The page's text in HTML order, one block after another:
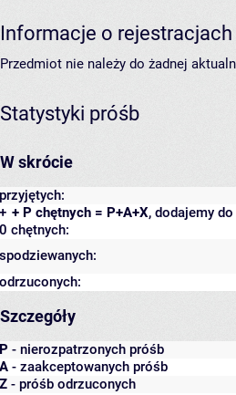
Informacje o
Przedmiot nie należy do żadnej
Statystyki próśb
W skrócie
przyjętych:
+ P chętnych = P+A+X, dodajemy
+
0 chętnych:
spodziewanych:
odrzuconych:
Szczegóły
P - nierozpatrzonych próśb
A - zaakceptowanych próśb
Z - próśb odrzuconych